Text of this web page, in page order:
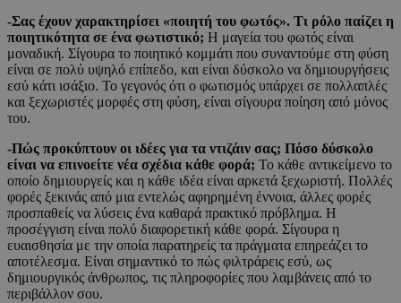
-Σας έχουν χαρακτηρίσει «ποιητή του φωτός». Τι ρόλο παίζει η
ποιητικότητα σε ένα φωτιστικό; Η μαγεία του φωτός είναι
μοναδική. Σίγουρα το ποιητικό κομμάτι που συναντούμε στη φύση
είναι σε πολύ υψηλό επίπεδο, και είναι δύσκολο να δημιουργήσεις
εσύ κάτι ισάξιο. Το γεγονός ότι ο φωτισμός υπάρχει σε πολλαπλές
και ξεχωριστές μορφές στη φύση, είναι σίγουρα ποίηση από μόνος
του.
-Πώς προκύπτουν οι ιδέες για τα ντιζάιν σας; Πόσο δύσκολο
είναι να επινοείτε νέα σχέδια κάθε φορά; Το κάθε αντικείμενο το
οποίο δημιουργείς και η κάθε ιδέα είναι αρκετά ξεχωριστή. Πολλές
φορές ξεκινάς από μια εντελώς αφηρημένη έννοια, άλλες φορές
προσπαθείς να λύσεις ένα καθαρά πρακτικό πρόβλημα. Η
προσέγγιση είναι πολύ διαφορετική κάθε φορά. Σίγουρα η
ευαισθησία με την οποία παρατηρείς τα πράγματα επηρεάζει το
αποτέλεσμα. Είναι σημαντικό το πώς φιλτράρεις εσύ, ως
δημιουργικός άνθρωπος, τις πληροφορίες που λαμβάνεις από το
περιβάλλον σου.